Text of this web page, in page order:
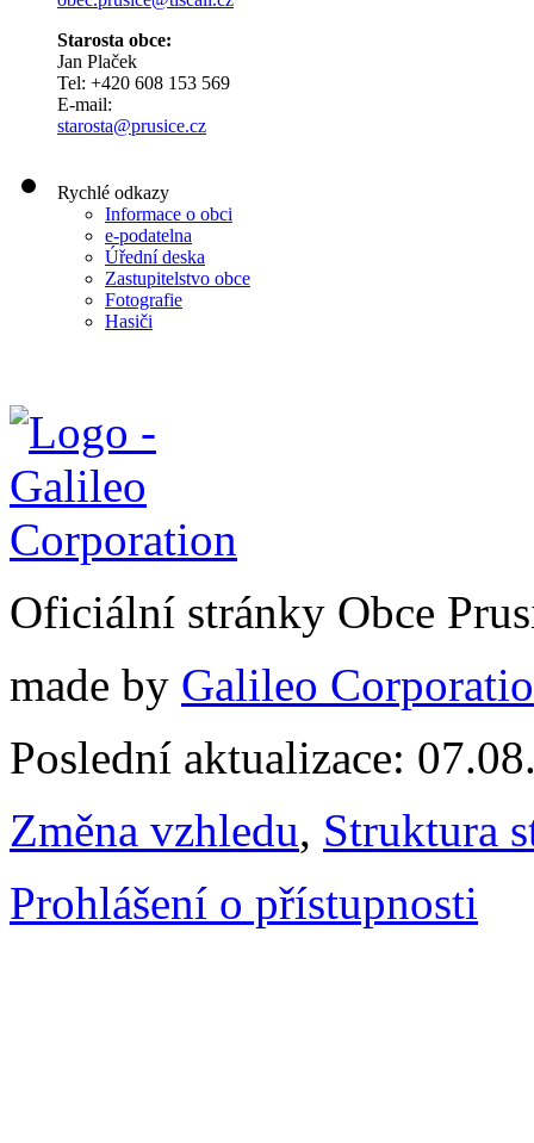
Starosta obce:
Jan Plaček
Tel: +420 608 153 569
E-mail:
starosta@prusice.cz
Rychlé odkazy
Informace o obci
e-podatelna
Úřední deska
Zastupitelstvo obce
Fotografie
Hasiči
Oficiální stránky Obce
made by Galileo
Poslední aktualizace:
Změna vzhledu, Struktura
Prohlášení o přístupnosti